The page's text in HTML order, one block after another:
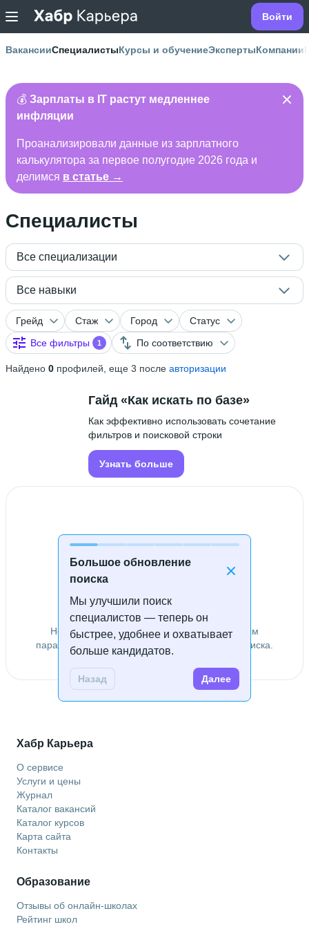
Войти
ВакансииСпециалистыКурсы и обучениеЭкспертыКомпании
💰 Зарплаты в IT растут медленнее
инфляции
Проанализировали данные из зарплатного
калькулятора за первое полугодие 2026 года и
делимся в статье →
Специалисты
Все специализации
Все навыки
Грейд Стаж Город
Статус
Все фильтры
1 По соответствию
Найдено 0 профилей, еще 3 после авторизации
Большое обновление
поиска
Мы улучшили поиск
специалистов — теперь он
быстрее, удобнее и охватывает
больше кандидатов.
Назад Далее
Гайд «Как искать по базе»
Как эффективно использовать сочетание
фильтров и поисковой строки
Узнать больше
Специалисты не найдены
Не удалось найти специалистов по заданным
параметрам. Попробуйте изменить условия поиска.
Хабр Карьера
О сервисе
Услуги и цены
Журнал
Каталог вакансий
Каталог курсов
Карта сайта
Контакты
Образование
Отзывы об онлайн-школах
Рейтинг школ